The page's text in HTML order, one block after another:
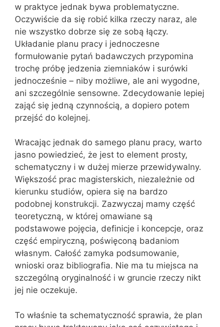
w praktyce jednak bywa problematyczne.
Oczywiście da się robić kilka rzeczy naraz, ale
nie wszystko dobrze się ze sobą łączy.
Układanie planu pracy i jednoczesne
formułowanie pytań badawczych przypomina
trochę próbę jedzenia ziemniaków i surówki
jednocześnie – niby możliwe, ale ani wygodne,
ani szczególnie sensowne. Zdecydowanie lepiej
zająć się jedną czynnością, a dopiero potem
przejść do kolejnej.
Wracając jednak do samego planu pracy, warto
jasno powiedzieć, że jest to element prosty,
schematyczny i w dużej mierze przewidywalny.
Większość prac magisterskich, niezależnie od
kierunku studiów, opiera się na bardzo
podobnej konstrukcji. Zazwyczaj mamy część
teoretyczną, w której omawiane są
podstawowe pojęcia, definicje i koncepcje, oraz
część empiryczną, poświęconą badaniom
własnym. Całość zamyka podsumowanie,
wnioski oraz bibliografia. Nie ma tu miejsca na
szczególną oryginalność i w gruncie rzeczy nikt
jej nie oczekuje.
To właśnie ta schematyczność sprawia, że plan